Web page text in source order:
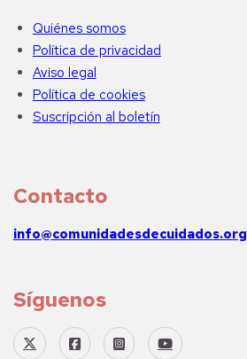
Quiénes somos
Política de privacidad
Aviso legal
Política de cookies
Suscripción al boletín
Contacto
info@comunidadesdecuidados.org
Síguenos